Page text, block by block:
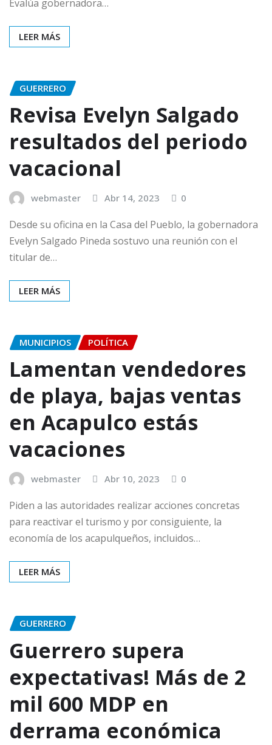
Evalúa gobernadora…
LEER MÁS
GUERRERO
Revisa Evelyn Salgado
resultados del periodo
vacacional
webmaster Abr 14, 2023 0
Desde su oficina en la Casa del Pueblo, la gobernadora
Evelyn Salgado Pineda sostuvo una reunión con el
titular de…
LEER MÁS
MUNICIPIOS POLÍTICA
Lamentan vendedores
de playa, bajas ventas
en Acapulco estás
vacaciones
webmaster Abr 10, 2023 0
Piden a las autoridades realizar acciones concretas
para reactivar el turismo y por consiguiente, la
economía de los acapulqueños, incluidos…
LEER MÁS
GUERRERO
Guerrero supera
expectativas! Más de 2
mil 600 MDP en
derrama económica